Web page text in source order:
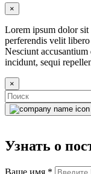
×
Lorem ipsum dolor
perferendis velit
Nesciunt
incidunt, sequi
×
Узнать о